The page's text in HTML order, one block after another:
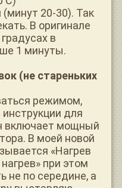
20-30). Так
В оригинале
в
1 минуты.
(не стареньких
режимом,
для
включает мощный
В моей новой
«Нагрев
при этом
не по середине, а